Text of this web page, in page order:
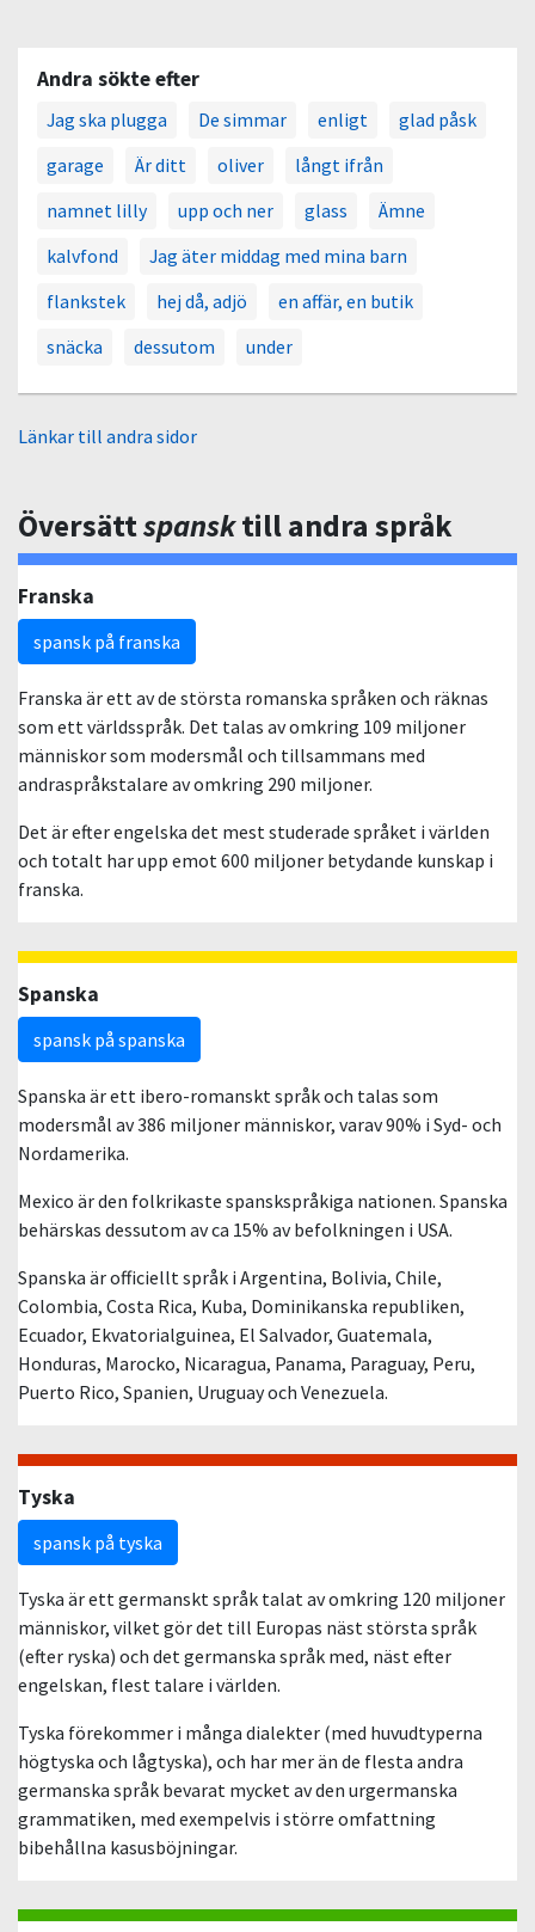
Andra sökte efter
Jag ska plugga De simmar enligt
glad påsk
garage
Är ditt oliver
långt ifrån
namnet lilly
upp och ner glass
Ämne
kalvfond
Jag äter middag med mina barn
flankstek
hej då, adjö
en affär, en butik
snäcka
dessutom under
Länkar till andra sidor
Översättspansktill andra språk
Franska
spansk på franska
Franska är ett av de största romanska språken och räknas
som ett världsspråk. Det talas av omkring 109 miljoner
människor som modersmål och tillsammans med
andraspråkstalare av omkring 290 miljoner.
Det är efter engelska det mest studerade språket i världen
och totalt har upp emot 600 miljoner betydande kunskap i
franska.
Spanska
spansk på spanska
Spanska är ett ibero-romanskt språk och talas som
modersmål av 386 miljoner människor, varav 90% i Syd- och
Nordamerika.
Mexico är den folkrikaste spanskspråkiga nationen. Spanska
behärskas dessutom av ca 15% av befolkningen i USA.
Spanska är officiellt språk i Argentina, Bolivia, Chile,
Colombia, Costa Rica, Kuba, Dominikanska republiken,
Ecuador, Ekvatorialguinea, El Salvador, Guatemala,
Honduras, Marocko, Nicaragua, Panama, Paraguay, Peru,
Puerto Rico, Spanien, Uruguay och Venezuela.
Tyska
spansk på tyska
Tyska är ett germanskt språk talat av omkring 120 miljoner
människor, vilket gör det till Europas näst största språk
(efter ryska) och det germanska språk med, näst efter
engelskan, flest talare i världen.
Tyska förekommer i många dialekter (med huvudtyperna
högtyska och lågtyska), och har mer än de flesta andra
germanska språk bevarat mycket av den urgermanska
grammatiken, med exempelvis i större omfattning
bibehållna kasusböjningar.